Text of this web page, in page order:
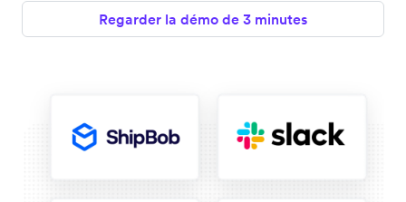
Regarder la démo de 3 minutes